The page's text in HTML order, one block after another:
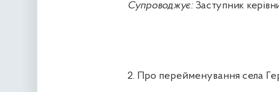
Супроводжує: Заступник
2. Про перейменування села